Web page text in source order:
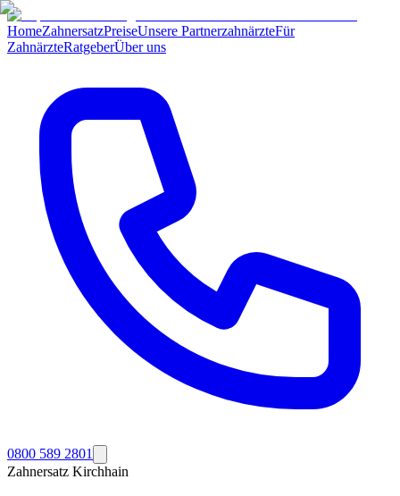
HomeZahnersatzPreiseUnsere PartnerzahnärzteFür
ZahnärzteRatgeberÜber uns
0800 589 2801
Zahnersatz Kirchhain